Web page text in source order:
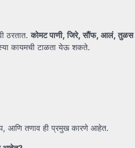
ठरतात.कोमटपाणी,जिरे,सौंफ, आलं,तुळस
कायमची टाळता येऊ शकते.
आणि तणाव ही प्रमुख कारणे आहेत.